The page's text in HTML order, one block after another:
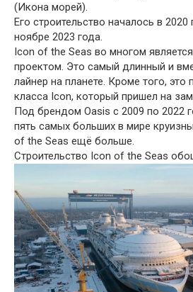
(Икона морей).
Его строительство началось в
ноябре 2023 года.
Icon of the Seas во многом
проектом. Это самый длинный и
лайнер на планете. Кроме того, это
класса Icon, который пришел на
Под брендом Oasis с 2009 по 2022
пять самых больших в мире
of the Seas ещё больше.
Строительство Icon of the Seas